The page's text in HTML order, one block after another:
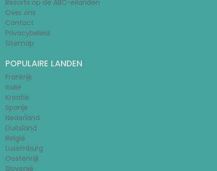
Resorts op de ABC-eilanden
Over ons
Contact
Privacybeleid
Sitemap
POPULAIRE LANDEN
Frankrijk
Italië
Kroatië
Spanje
Nederland
Duitsland
België
Luxemburg
Oostenrijk
Slovenië